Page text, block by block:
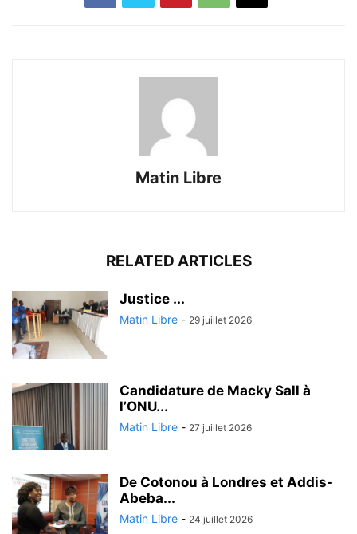
Matin Libre
RELATED ARTICLES
Justice ...
Matin Libre - 29 juillet 2026
Candidature de Macky Sall à
l’ONU...
Matin Libre - 27 juillet 2026
De Cotonou à Londres et Addis-
Abeba...
Matin Libre - 24 juillet 2026